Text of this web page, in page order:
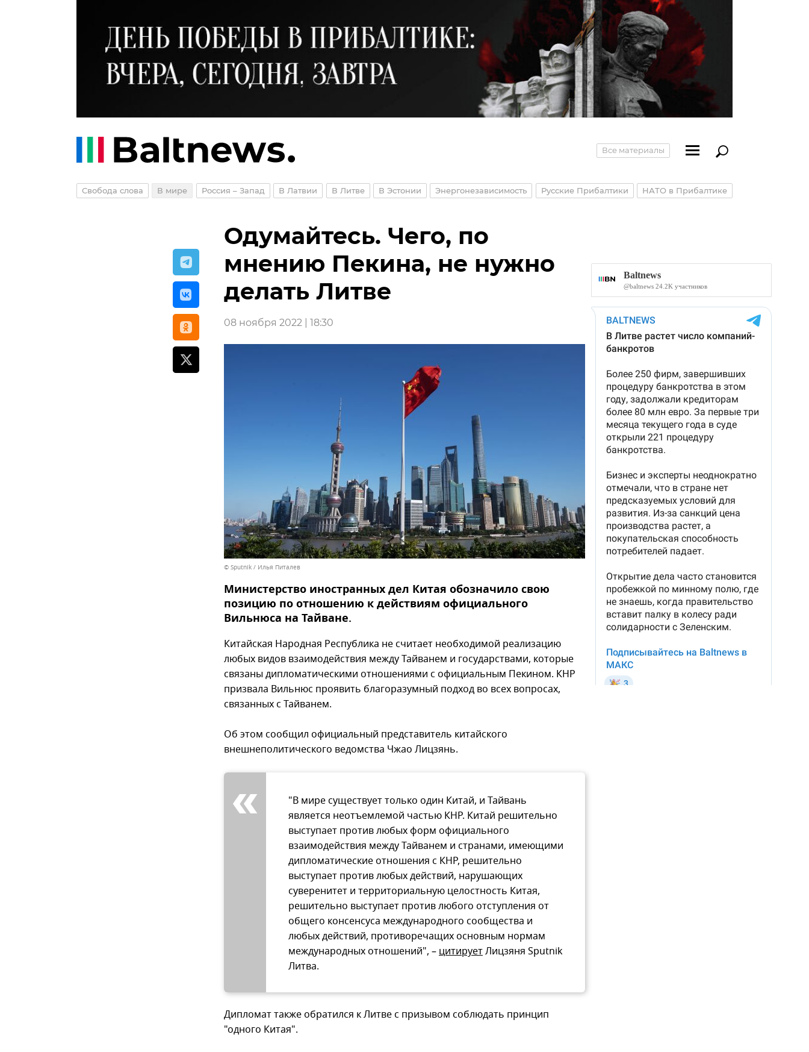
Все материалы
Свобода слова В мире Россия – Запад В Латвии В Литве В Эстонии Энергонезависимость Русские Прибалтики НАТО в Прибалтике
Одумайтесь. Чего, по
мнению Пекина, не нужно
делать Литве
08 ноября 2022 | 18:30
© Sputnik / Илья Питалев
Министерство иностранных дел Китая обозначило свою
позицию по отношению к действиям официального
Вильнюса на Тайване.
Китайская Народная Республика не считает необходимой реализацию
любых видов взаимодействия между Тайванем и государствами, которые
связаны дипломатическими отношениями с официальным Пекином. КНР
призвала Вильнюс проявить благоразумный подход во всех вопросах,
связанных с Тайванем.
Об этом сообщил официальный представитель китайского
внешнеполитического ведомства Чжао Лицзянь.
"В мире существует только один Китай, и Тайвань
является неотъемлемой частью КНР. Китай решительно
выступает против любых форм официального
взаимодействия между Тайванем и странами, имеющими
дипломатические отношения с КНР, решительно
выступает против любых действий, нарушающих
суверенитет и территориальную целостность Китая,
решительно выступает против любого отступления от
общего консенсуса международного сообщества и
любых действий, противоречащих основным нормам
международных отношений", –цитируетЛицзяня Sputnik
Литва.
Дипломат также обратился к Литве с призывом соблюдать принцип
"одного Китая".